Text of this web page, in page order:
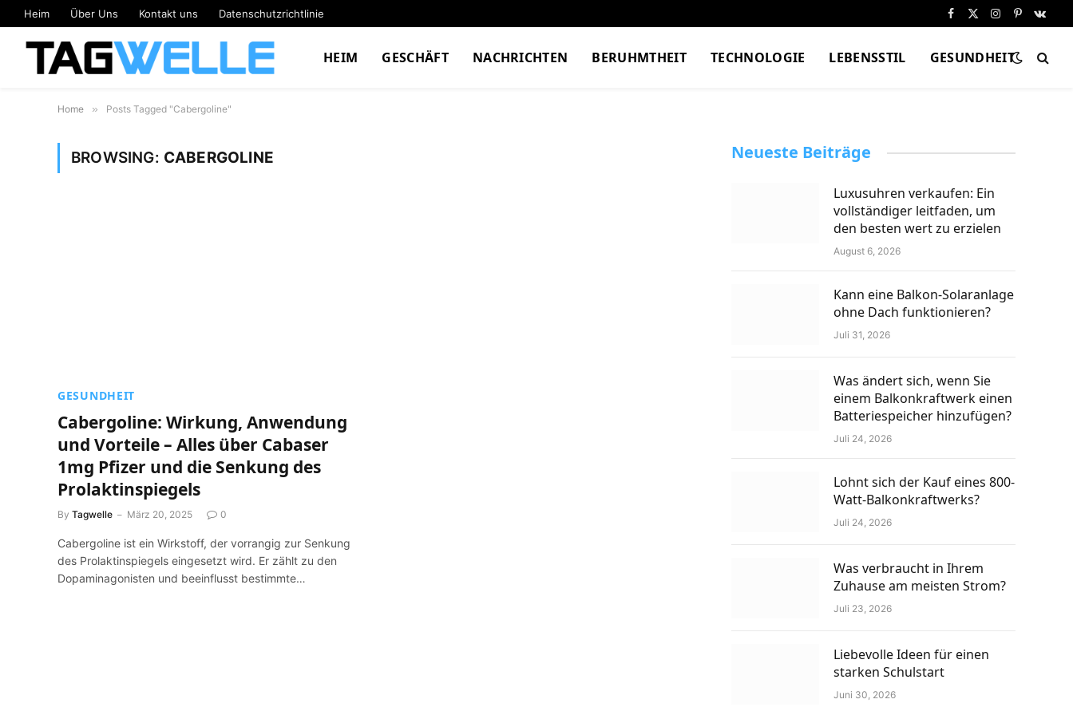
Heim Über Uns Kontakt uns Datenschutzrichtlinie
Facebook
X
Instagram
Pinterest
HEIM GESCHÄFT NACHRICHTEN BERUHMTHEIT TECHNOLOGIE LEBENSSTIL GESUNDHEIT
Home » Posts Tagged "Cabergoline"
BROWSING: CABERGOLINE
GESUNDHEIT
Cabergoline: Wirkung, Anwendung
und Vorteile – Alles über Cabaser
1mg Pfizer und die Senkung des
Prolaktinspiegels
By Tagwelle März 20, 2025 0
Cabergoline ist ein Wirkstoff, der vorrangig zur Senkung
des Prolaktinspiegels eingesetzt wird. Er zählt zu den
Dopaminagonisten und beeinflusst bestimmte…
Neueste Beiträge
Luxusuhren verkaufen: Ein
vollständiger leitfaden, um
den besten wert zu erzielen
August 6, 2026
Kann eine Balkon-Solaranlage
ohne Dach funktionieren?
Juli 31, 2026
Was ändert sich, wenn Sie
einem Balkonkraftwerk einen
Batteriespeicher hinzufügen?
Juli 24, 2026
Lohnt sich der Kauf eines 800-
Watt-Balkonkraftwerks?
Juli 24, 2026
Was verbraucht in Ihrem
Zuhause am meisten Strom?
Juli 23, 2026
Liebevolle Ideen für einen
starken Schulstart
Juni 30, 2026